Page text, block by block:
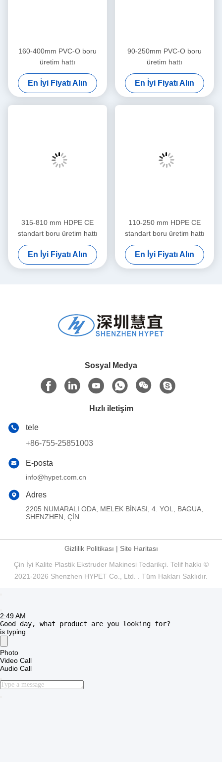
160-400mm PVC-O boru
üretim hattı
En İyi Fiyatı Alın
90-250mm PVC-O boru
üretim hattı
En İyi Fiyatı Alın
315-810 mm HDPE CE
standart boru üretim hattı
En İyi Fiyatı Alın
110-250 mm HDPE CE
standart boru üretim hattı
En İyi Fiyatı Alın
Sosyal Medya
Hızlı iletişim
tele
+86-755-25851003
E-posta
info@hypet.com.cn
Adres
2205 NUMARALI ODA, MELEK BİNASI, 4. YOL, BAGUA,
SHENZHEN, ÇİN
Gizlilik Politikası | Site Haritası
Çin İyi Kalite Plastik Ekstruder Makinesi Tedarikçi. Telif hakkı ©
2021-2026 Shenzhen HYPET Co., Ltd. . Tüm Hakları Saklıdır.
2:49 AM
Good day, what product are you looking for?
is typing
Photo
Video Call
Audio Call